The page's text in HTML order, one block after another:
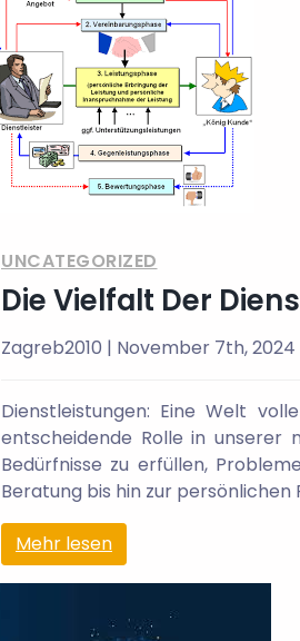
UNCATEGORIZED
Die Vielfalt Der
Zagreb2010 | November 7th, 2024
Dienstleistungen: Eine Welt
entscheidende Rolle in unserer
Bedürfnisse zu erfüllen,
Beratung bis hin zur
Mehr lesen